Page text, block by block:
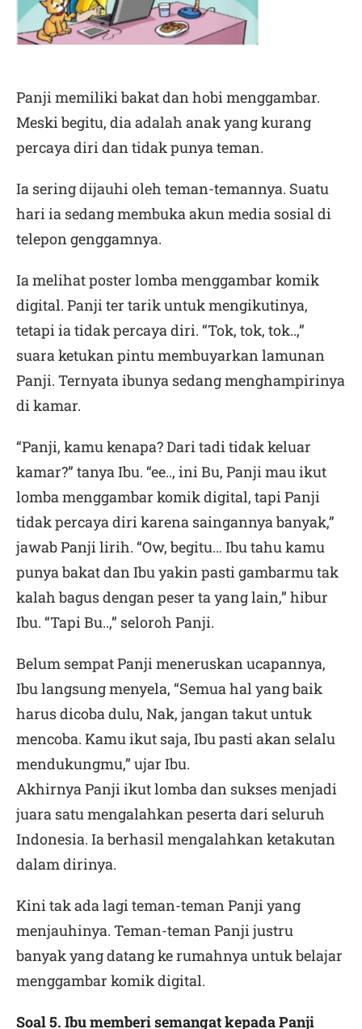
Panji memiliki bakat dan hobi menggambar.
Meski begitu, dia adalah anak yang kurang
percaya diri dan tidak punya teman.
Ia sering dijauhi oleh teman-temannya. Suatu
hari ia sedang membuka akun media sosial di
telepon genggamnya.
Ia melihat poster lomba menggambar komik
digital. Panji ter tarik untuk mengikutinya,
tetapi ia tidak percaya diri. “Tok, tok, tok..,”
suara ketukan pintu membuyarkan lamunan
Panji. Ternyata ibunya sedang menghampirinya
di kamar.
“Panji, kamu kenapa? Dari tadi tidak keluar
kamar?” tanya Ibu. “ee.., ini Bu, Panji mau ikut
lomba menggambar komik digital, tapi Panji
tidak percaya diri karena saingannya banyak,”
jawab Panji lirih. “Ow, begitu… Ibu tahu kamu
punya bakat dan Ibu yakin pasti gambarmu tak
kalah bagus dengan peser ta yang lain,” hibur
Ibu. “Tapi Bu..,” seloroh Panji.
Belum sempat Panji meneruskan ucapannya,
Ibu langsung menyela, “Semua hal yang baik
harus dicoba dulu, Nak, jangan takut untuk
mencoba. Kamu ikut saja, Ibu pasti akan selalu
mendukungmu,” ujar Ibu.
Akhirnya Panji ikut lomba dan sukses menjadi
juara satu mengalahkan peserta dari seluruh
Indonesia. Ia berhasil mengalahkan ketakutan
dalam dirinya.
Kini tak ada lagi teman-teman Panji yang
menjauhinya. Teman-teman Panji justru
banyak yang datang ke rumahnya untuk belajar
menggambar komik digital.
Soal 5. Ibu memberi semangat kepada Panji